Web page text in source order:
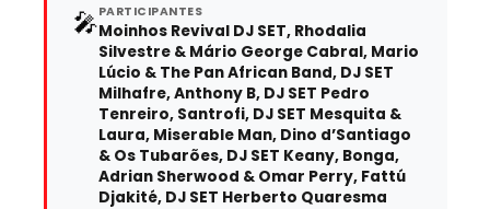
🎤PARTICIPANTES
Moinhos Revival DJ SET, Rhodalia
Silvestre & Mário George Cabral, Mario
Lúcio & The Pan African Band, DJ SET
Milhafre, Anthony B, DJ SET Pedro
Tenreiro, Santrofi, DJ SET Mesquita &
Laura, Miserable Man, Dino d’Santiago
& Os Tubarões, DJ SET Keany, Bonga,
Adrian Sherwood & Omar Perry, Fattú
Djakité, DJ SET Herberto Quaresma